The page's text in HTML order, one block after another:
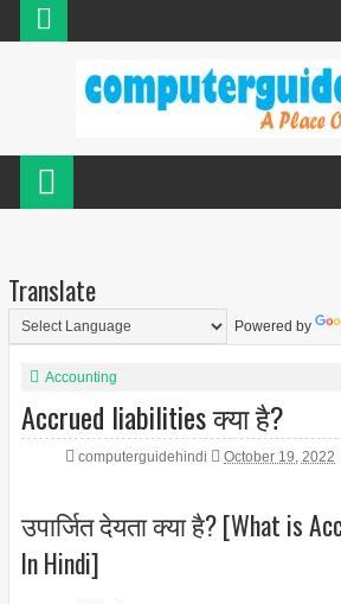
Translate
Powered by
Accounting
Accrued liabilities क्या है?
computerguidehindi October 19, 2022
उपार्जित देयता क्या है? [What is
In Hindi]